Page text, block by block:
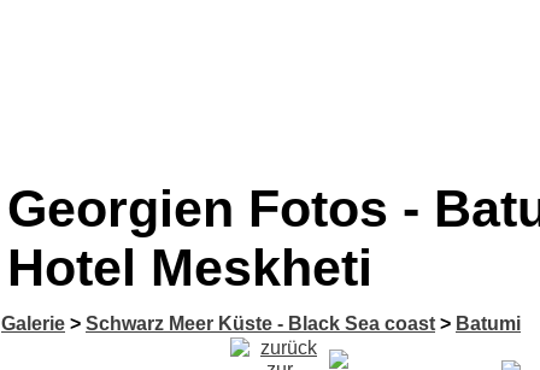
Georgien Fotos -
Hotel Meskheti
Galerie > Schwarz Meer Küste - Black Sea coast > Batumi